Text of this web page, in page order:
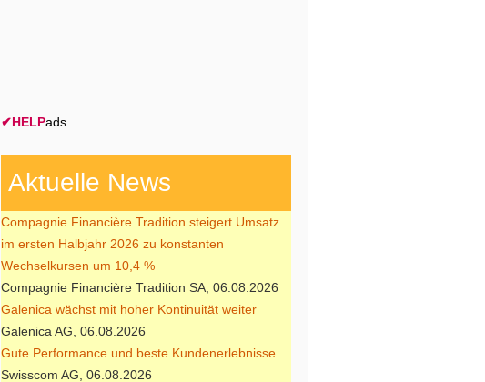
✔HELPads
Aktuelle News
Compagnie Financière Tradition steigert Umsatz
im ersten Halbjahr 2026 zu konstanten
Wechselkursen um 10,4 %
Compagnie Financière Tradition SA, 06.08.2026
Galenica wächst mit hoher Kontinuität weiter
Galenica AG, 06.08.2026
Gute Performance und beste Kundenerlebnisse
Swisscom AG, 06.08.2026